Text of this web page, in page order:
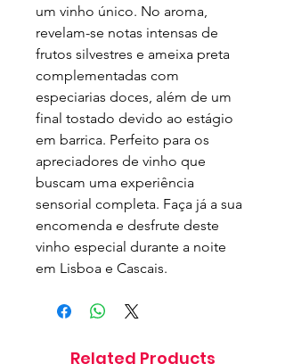
um vinho único. No aroma,
revelam-se notas intensas de
frutos silvestres e ameixa preta
complementadas com
especiarias doces, além de um
final tostado devido ao estágio
em barrica. Perfeito para os
apreciadores de vinho que
buscam uma experiência
sensorial completa. Faça já a sua
encomenda e desfrute deste
vinho especial durante a noite
em Lisboa e Cascais.
Related Products